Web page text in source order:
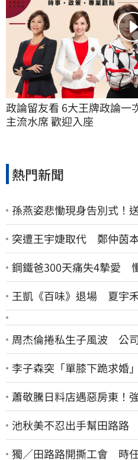
政論留友看 6大王牌政論一
主流水席 歡迎入座
熱門新聞
孫燕姿悲慟現身告別式！
突遭王宇婕取代 鄭仲茵
鋼鐵爸300天痛失4摯愛
王凱《百味》退場 夏宇
周杰倫捲私生子風波 公
李子森突「單膝下跪求
蕭敬騰日料店遇惡房東！
池秋美不忍出手幫田路
獨／田路路開撕工會 時